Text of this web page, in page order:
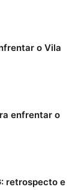
o Vila
enfrentar o
retrospecto e